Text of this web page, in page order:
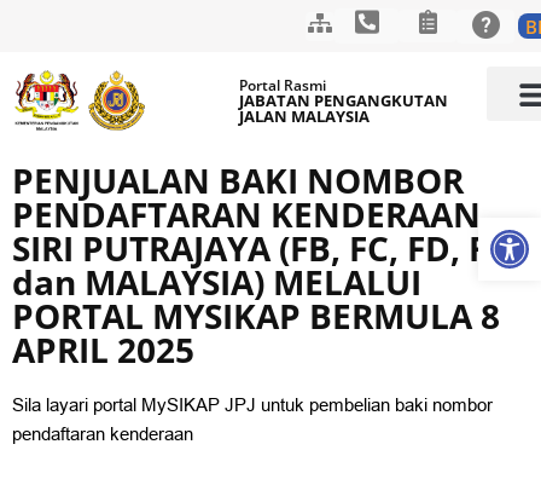
to
content
Portal Rasmi
JABATAN PENGANGKUTAN
JALAN MALAYSIA
PENJUALAN BAKI NOMBOR
PENDAFTARAN KENDERAAN
SIRI PUTRAJAYA (FB, FC, FD, FE
dan MALAYSIA) MELALUI
PORTAL MYSIKAP BERMULA 8
APRIL 2025
Sila layari portal MySIKAP JPJ untuk pembelian baki nombor
pendaftaran kenderaan